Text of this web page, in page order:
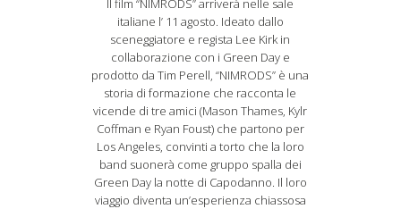
Il film “NIMRODS” arriverà nelle sale
italiane l’ 11 agosto. Ideato dallo
sceneggiatore e regista Lee Kirk in
collaborazione con i Green Day e
prodotto da Tim Perell, “NIMRODS” è una
storia di formazione che racconta le
vicende di tre amici (Mason Thames, Kylr
Coffman e Ryan Foust) che partono per
Los Angeles, convinti a torto che la loro
band suonerà come gruppo spalla dei
Green Day la notte di Capodanno. Il loro
viaggio diventa un’esperienza chiassosa